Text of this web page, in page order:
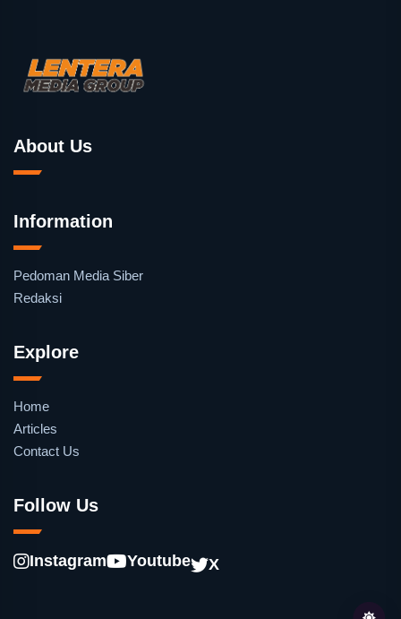
About Us
Information
Pedoman Media Siber
Redaksi
Explore
Home
Articles
Contact Us
Follow Us
Instagram Youtube X